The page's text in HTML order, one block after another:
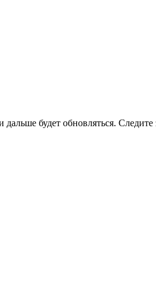
будет обновляться. Следите